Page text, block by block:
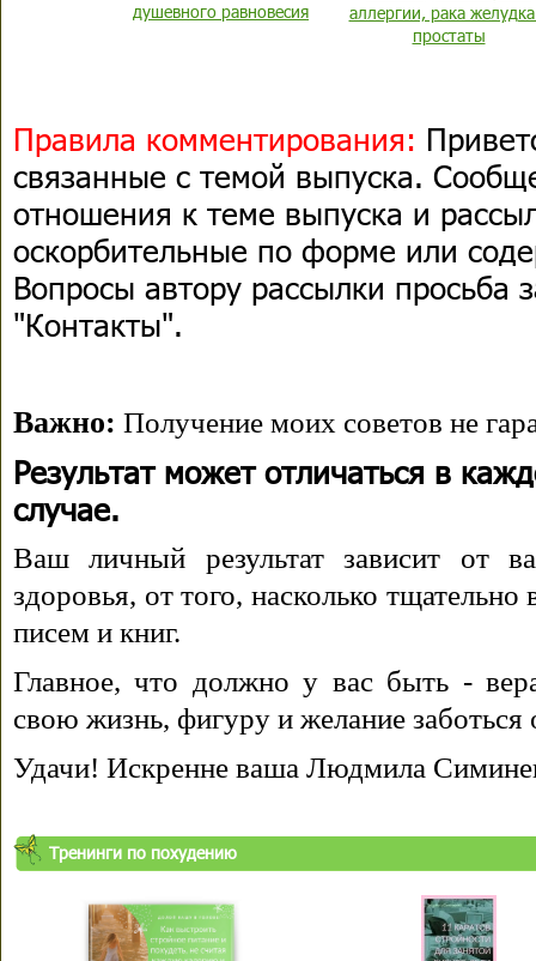
душевного равновесия
аллергии, рака
простаты
Правила комментирования:
связанные с темой выпуска.
отношения к теме выпуска и
оскорбительные по форме или
Вопросы автору рассылки просьба
"Контакты".
Важно: Получение моих советов не
Результат может отличаться в
случае.
Ваш личный результат зависит от
здоровья, от того, насколько
писем и книг.
Главное, что должно у вас быть -
свою жизнь, фигуру и желание заботься
Удачи! Искренне ваша Людмила
Тренинги по похудению